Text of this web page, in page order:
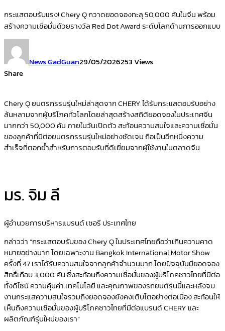
กระแสตอบรับแรง! Chery Q กวาดยอดจองทะลุ 50,000 คันในจีน พร้อม
สร้างความเชื่อมั่นด้วยรางวัล Red Dot Award ระดับโลกด้านการออกแบบ
News GadGuan29/05/2026253 Views
Share
Chery Q ยนตรกรรมรุ่นใหม่ล่าสุดจาก CHERY ได้รับกระแสตอบรับอย่าง
ล้นหลามจากผู้บริโภคทั่วโลกโดยล่าสุดสร้างสถิติยอดจองในประเทศจีน
มากกว่า 50,000 คัน ภายในวันเปิดตัว สะท้อนความสนใจและความเชื่อมั่น
ของลูกค้าที่มีต่อยนตรกรรมรุ่นใหม่อย่างชัดเจน ถือเป็นอีกหนึ่งความ
สำเร็จที่ตอกย้ำสำหรับการตอบรับที่ดีเยี่ยมจากผู้ใช้งานในตลาดจีน
มร. จิม ลี
ผู้อำนวยการบริหารแบรนด์ เชอรี ประเทศไทย
กล่าวว่า “กระแสตอบรับของ Chery Q ในประเทศไทยถือว่าเกินความคาด
หมายอย่างมาก โดยเฉพาะงาน Bangkok International Motor Show
ครั้งที่ 47 เราได้รับความสนใจจากลูกค้าจำนวนมาก โดยปัจจุบันมียอดจอง
สิทธิ์เกือบ 3,000 คัน ซึ่งสะท้อนถึงความเชื่อมั่นของผู้บริโภคชาวไทยที่มีต่อ
ทั้งดีไซน์ ความคุ้มค่า เทคโนโลยี และคุณภาพของรถยนต์รุ่นนี้และหลังจบ
งานกระแสความสนใจรวมถึงยอดจองยังคงเติบโตอย่างต่อเนื่อง สะท้อนให้
เห็นถึงความเชื่อมั่นของผู้บริโภคชาวไทยที่มีต่อแบรนด์ CHERY และ
ผลิตภัณฑ์รุ่นใหม่ของเรา”